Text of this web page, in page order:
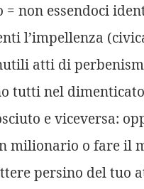
= non essendoci
l’impellenza
atti di
tutti nel
e viceversa:
milionario o fare il
persino del tuo